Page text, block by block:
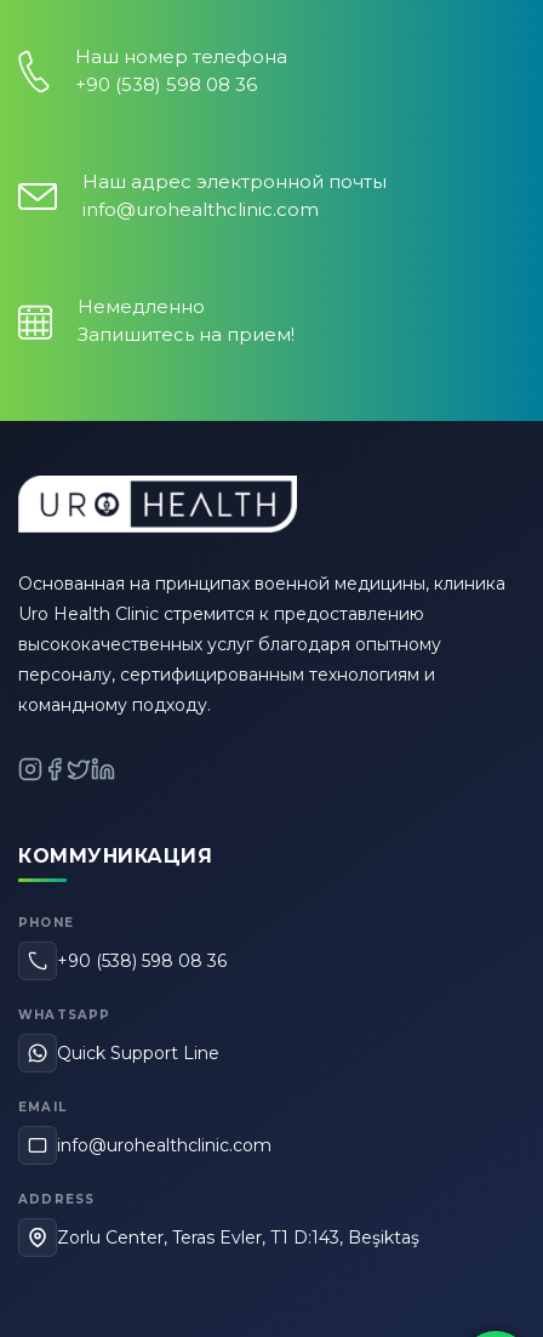
Наш номер телефона
+90 (538) 598 08 36
Наш адрес электронной почты
info@urohealthclinic.com
Немедленно
Запишитесь на прием!
Основанная на принципах военной медицины, клиника
Uro Health Clinic стремится к предоставлению
высококачественных услуг благодаря опытному
персоналу, сертифицированным технологиям и
командному подходу.
КОММУНИКАЦИЯ
PHONE
+90 (538) 598 08 36
WHATSAPP
Quick Support Line
EMAIL
info@urohealthclinic.com
ADDRESS
Zorlu Center, Teras Evler, T1 D:143, Beşiktaş